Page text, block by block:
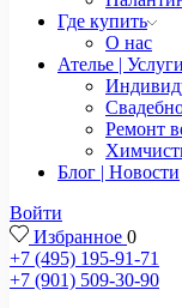
Где купить
О нас
Ателье | Услуги
Ремонт
Блог | Новости
Войти
Избранное 0
+7 (495) 195-91-71
+7 (901) 509-30-90